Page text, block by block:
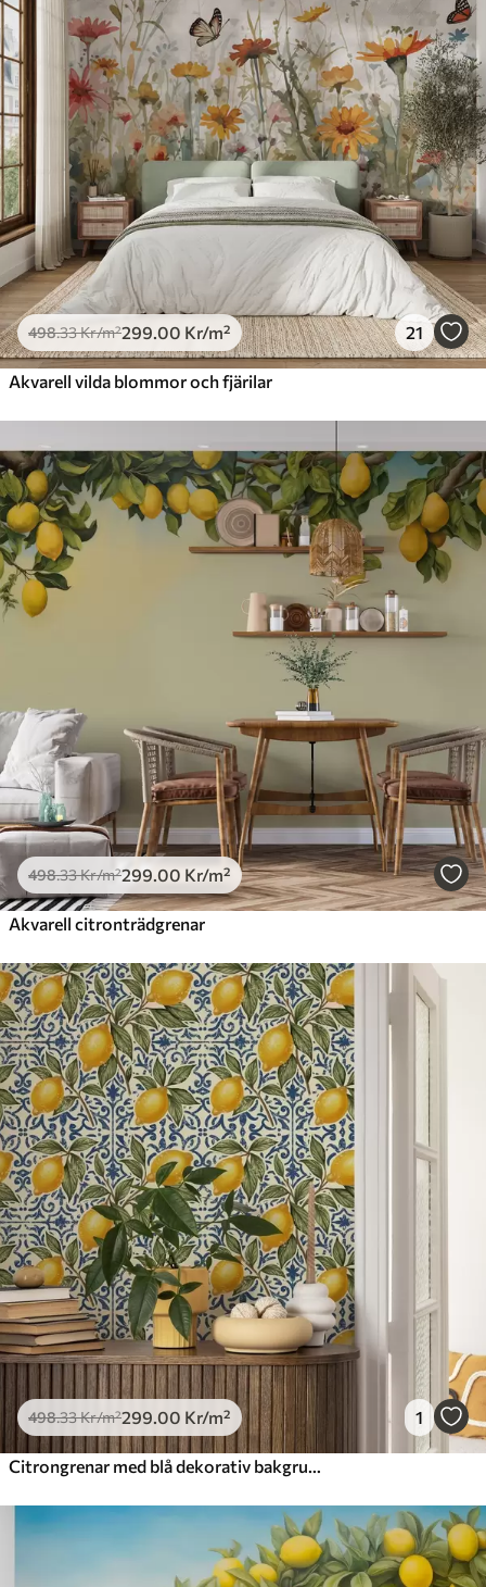
498.33Kr/m²299.00 Kr/m² 21
Akvarell vilda blommor och fjärilar
498.33Kr/m²299.00 Kr/m²
Akvarell citronträdgrenar
498.33Kr/m²299.00 Kr/m² 1
Citrongrenar med blå dekorativ bakgrund